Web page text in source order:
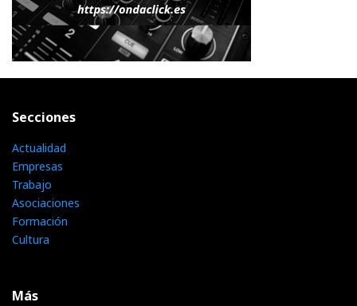
Secciones
Actualidad
Empresas
Trabajo
Asociaciones
Formación
Cultura
Más